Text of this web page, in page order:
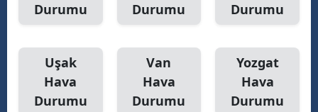
Durumu
Durumu
Durumu
Uşak
Hava
Durumu
Van
Hava
Durumu
Yozgat
Hava
Durumu